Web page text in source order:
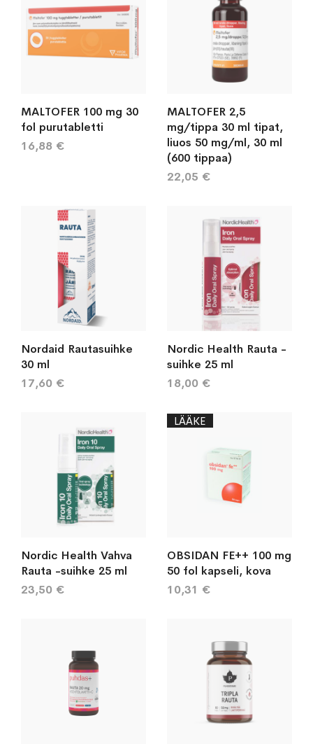
MALTOFER 100 mg 30
fol purutabletti
16,88 €
MALTOFER 2,5
mg/tippa 30 ml tipat,
liuos 50 mg/ml, 30 ml
(600 tippaa)
22,05 €
Nordaid Rautasuihke
30 ml
17,60 €
Nordic Health Rauta -
suihke 25 ml
18,00 €
Nordic Health Vahva
Rauta -suihke 25 ml
23,50 €
LÄÄKE
OBSIDAN FE++ 100 mg
50 fol kapseli, kova
10,31 €